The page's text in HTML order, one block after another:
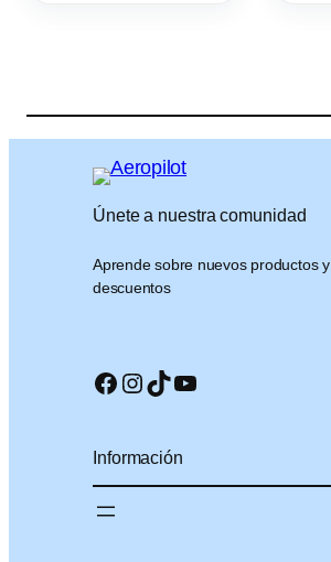
Únete a nuestra comunidad
Aprende sobre nuevos productos y
descuentos
Facebook Instagram TikTok YouTube
Información